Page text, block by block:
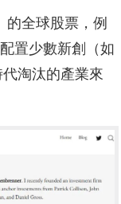
的全球股票，例
置少數新創（如
淘汰的產業來